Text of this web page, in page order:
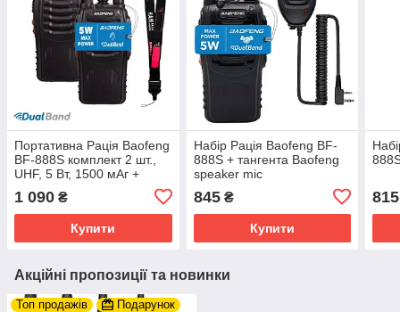
Портативна Рація Baofeng
BF-888S комплект 2 шт.,
UHF, 5 Вт, 1500 мАг +
1 090 ₴
Купити
Набір Рація Baofeng BF-
888S + тангента Baofeng
speaker mic
845₴
Купити
815
Акційні пропозиції та новинки
Топ продажів Подарунок